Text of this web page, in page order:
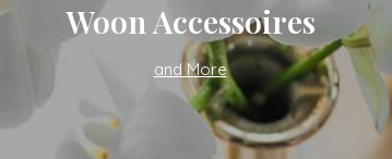
Woon Accessoires
and More